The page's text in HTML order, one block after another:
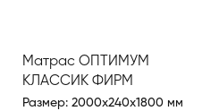
Матрас ОПТИМУМ
КЛАССИК ФИРМ
(OPTIMUM CLASSIC FIRM)
Размер: 2000x240x1800 мм